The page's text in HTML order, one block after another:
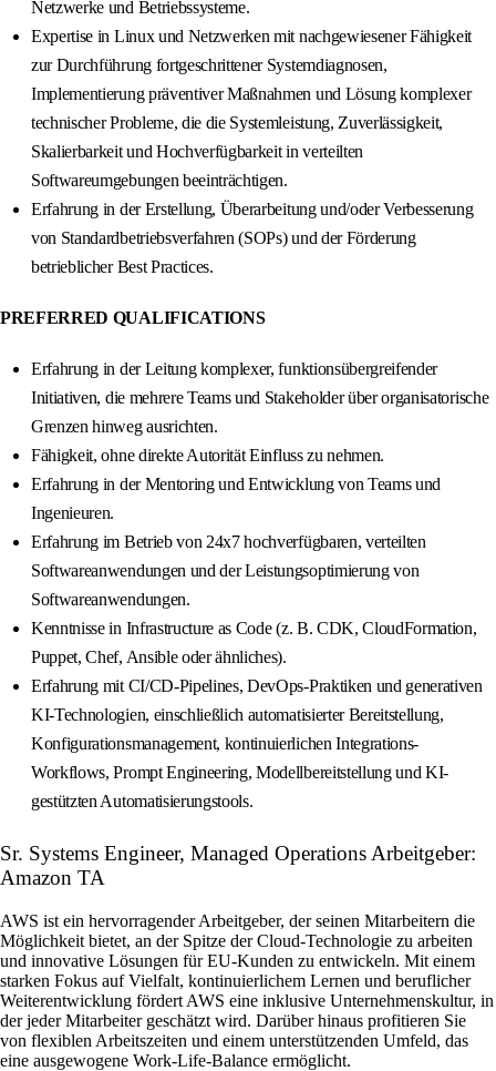
Netzwerke und Betriebssysteme.
Expertise in Linux und Netzwerken mit nachgewiesener Fähigkeit
zur Durchführung fortgeschrittener Systemdiagnosen,
Implementierung präventiver Maßnahmen und Lösung komplexer
technischer Probleme, die die Systemleistung, Zuverlässigkeit,
Skalierbarkeit und Hochverfügbarkeit in verteilten
Softwareumgebungen beeinträchtigen.
Erfahrung in der Erstellung, Überarbeitung und/oder Verbesserung
von Standardbetriebsverfahren (SOPs) und der Förderung
betrieblicher Best Practices.
PREFERRED QUALIFICATIONS
Erfahrung in der Leitung komplexer, funktionsübergreifender
Initiativen, die mehrere Teams und Stakeholder über organisatorische
Grenzen hinweg ausrichten.
Fähigkeit, ohne direkte Autorität Einfluss zu nehmen.
Erfahrung in der Mentoring und Entwicklung von Teams und
Ingenieuren.
Erfahrung im Betrieb von 24x7 hochverfügbaren, verteilten
Softwareanwendungen und der Leistungsoptimierung von
Softwareanwendungen.
Kenntnisse in Infrastructure as Code (z. B. CDK, CloudFormation,
Puppet, Chef, Ansible oder ähnliches).
Erfahrung mit CI/CD-Pipelines, DevOps-Praktiken und generativen
KI-Technologien, einschließlich automatisierter Bereitstellung,
Konfigurationsmanagement, kontinuierlichen Integrations-
Workflows, Prompt Engineering, Modellbereitstellung und KI-
gestützten Automatisierungstools.
Sr. Systems Engineer, Managed Operations Arbeitgeber:
Amazon TA
AWS ist ein hervorragender Arbeitgeber, der seinen Mitarbeitern die
Möglichkeit bietet, an der Spitze der Cloud-Technologie zu arbeiten
und innovative Lösungen für EU-Kunden zu entwickeln. Mit einem
starken Fokus auf Vielfalt, kontinuierlichem Lernen und beruflicher
Weiterentwicklung fördert AWS eine inklusive Unternehmenskultur, in
der jeder Mitarbeiter geschätzt wird. Darüber hinaus profitieren Sie
von flexiblen Arbeitszeiten und einem unterstützenden Umfeld, das
eine ausgewogene Work-Life-Balance ermöglicht.